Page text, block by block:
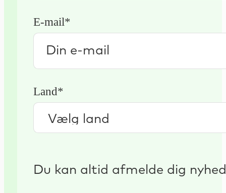
E-mail*
Land*
Du kan altid afmelde dig